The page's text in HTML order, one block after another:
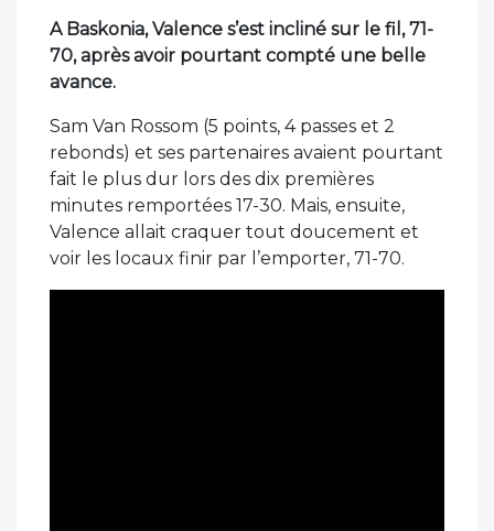
A Baskonia, Valence s’est incliné sur le fil, 71-
70, après avoir pourtant compté une belle
avance.
Sam Van Rossom (5 points, 4 passes et 2
rebonds) et ses partenaires avaient pourtant
fait le plus dur lors des dix premières
minutes remportées 17-30. Mais, ensuite,
Valence allait craquer tout doucement et
voir les locaux finir par l’emporter, 71-70.